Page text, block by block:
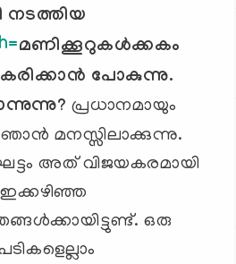
മണിക്കൂറുകള്‍ക്കകം
പോകുന്നു.
? പ്രധാനമായും
മനസ്സിലാക്കുന്നു.
അത് വിജയകരമായി
ഒരു